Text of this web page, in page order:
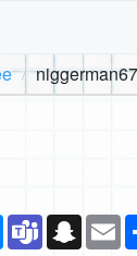
niggerman67
Messenger
Teams